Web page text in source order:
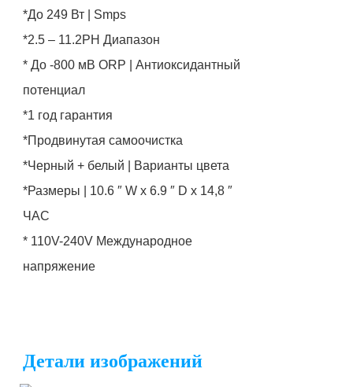
*До 249 Вт | Smps
*2.5 – 11.2PH Диапазон
* До -800 мВ ORP | Антиоксидантный
потенциал
*1 год гарантия
*Продвинутая самоочистка
*Черный + белый | Варианты цвета
*Размеры | 10.6 ″ W x 6.9 ″ D x 14,8 ″
ЧАС
* 110V-240V Международное
напряжение